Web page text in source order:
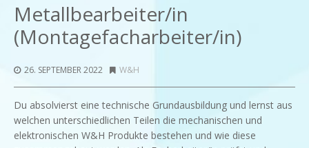
Metallbearbeiter/in
(Montagefacharbeiter/in)
26. SEPTEMBER 2022 W&H
Du absolvierst eine technische Grundausbildung und lernst aus
welchen unterschiedlichen Teilen die mechanischen und
elektronischen W&H Produkte bestehen und wie diese